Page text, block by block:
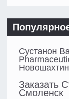
Сустанон
Заказать
Смоленск